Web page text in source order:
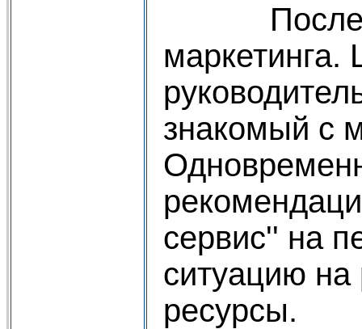
маркетинга.
знакомый с
сервис'' на
ситуацию
ресурсы.